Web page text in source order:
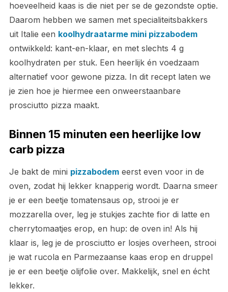
hoeveelheid kaas is die niet per se de gezondste optie.
Daarom hebben we samen met specialiteitsbakkers
uit Italie een koolhydraatarme mini pizzabodem
ontwikkeld: kant-en-klaar, en met slechts 4 g
koolhydraten per stuk. Een heerlijk én voedzaam
alternatief voor gewone pizza. In dit recept laten we
je zien hoe je hiermee een onweerstaanbare
prosciutto pizza maakt.
Binnen 15 minuten een heerlijke low
carb pizza
Je bakt de mini pizzabodemeerst even voor in de
oven, zodat hij lekker knapperig wordt. Daarna smeer
je er een beetje tomatensaus op, strooi je er
mozzarella over, leg je stukjes zachte fior di latte en
cherrytomaatjes erop, en hup: de oven in! Als hij
klaar is, leg je de prosciutto er losjes overheen, strooi
je wat rucola en Parmezaanse kaas erop en druppel
je er een beetje olijfolie over. Makkelijk, snel en écht
lekker.